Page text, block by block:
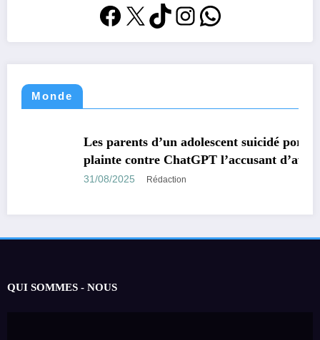
Facebook
X TikTok
Instagram
WhatsApp
Monde
TECHNOLOGIE
Les parents d’un adolescent suicidé portent
plainte contre ChatGPT l’accusant d’avoir
encouragé son suicide.
31/08/2025 Rédaction
QUI SOMMES - NOUS